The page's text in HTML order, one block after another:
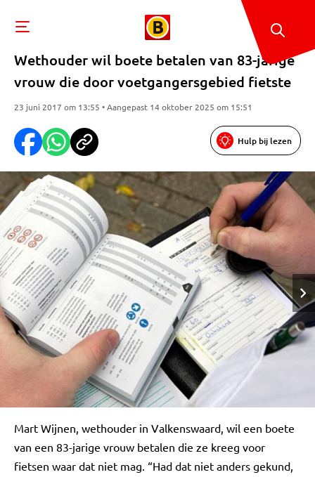
Wethouder wil boete betalen van 83-jarige
vrouw die door voetgangersgebied fietste
23 juni 2017 om 13:55 • Aangepast 14 oktober 2025 om 15:51
Hulp bij lezen
Mart Wijnen, wethouder in Valkenswaard, wil een boete
van een 83-jarige vrouw betalen die ze kreeg voor
fietsen waar dat niet mag. “Had dat niet anders gekund,